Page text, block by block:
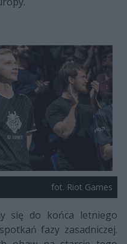
fot. Riot Games
się do końca letniego
fazy zasadniczej.